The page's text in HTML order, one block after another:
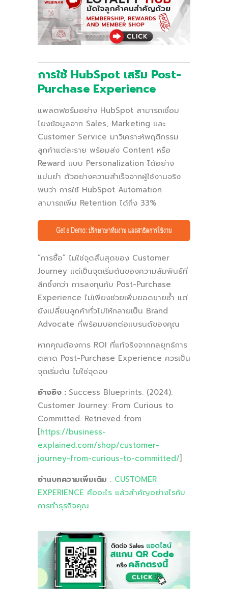
การใช้ HubSpot เสริม Post-
Purchase Experience
แพลตฟอร์มอย่าง HubSpot สามารถเชื่อม
โยงข้อมูลจาก Sales, Marketing และ
Customer Service มาวิเคราะห์พฤติกรรม
ลูกค้าแต่ละราย พร้อมส่ง Content หรือ
Reward แบบ Personalization ได้อย่าง
แม่นยำ ตัวอย่างความสำเร็จจากผู้ใช้งานจริง
พบว่า การใช้ HubSpot Automation
สามารถเพิ่ม Retention ได้ถึง 33%​
“การซื้อ” ไม่ใช่จุดสิ้นสุดของ Customer
Journey แต่เป็นจุดเริ่มต้นของความสัมพันธ์ที่
ลึกซึ้งกว่า การลงทุนกับ Post-Purchase
Experience ไม่เพียงช่วยเพิ่มยอดขายซ้ำ แต่
ยังเปลี่ยนลูกค้าทั่วไปให้กลายเป็น Brand
Advocate ที่พร้อมบอกต่อแบรนด์ของคุณ
หากคุณต้องการ ROI ที่แท้จริงจากกลยุทธ์การ
ตลาด Post-Purchase Experience ควรเป็น
จุดเริ่มต้น ไม่ใช่จุดจบ
อ้างอิง : Success Blueprints. (2024).
Customer Journey: From Curious to
Committed. Retrieved from
[https://business-
explained.com/shop/customer-
journey-from-curious-to-committed/]
อ่านบทความเพิ่มเติม : CUSTOMER
EXPERIENCE คืออะไร แล้วสำคัญอย่างไรกับ
การทำธุรกิจคุณ